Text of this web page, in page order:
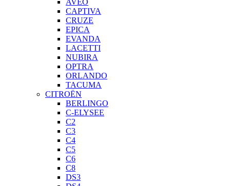
AVEO
CAPTIVA
CRUZE
EPICA
EVANDA
LACETTI
NUBIRA
OPTRA
ORLANDO
TACUMA
CITROËN
BERLINGO
C-ELYSEE
C2
C3
C4
C5
C6
C8
DS3